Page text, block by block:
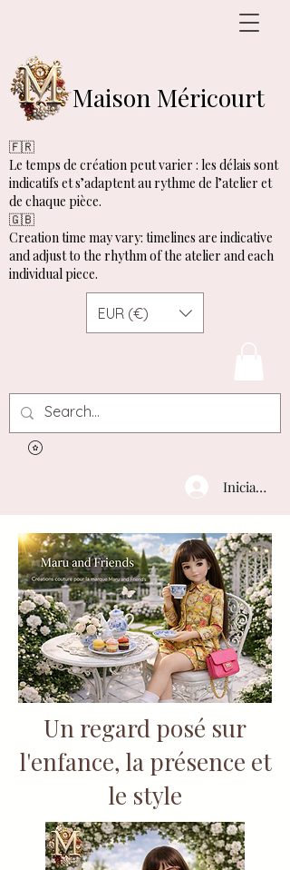
Maison Méricourt
Iniciar
EUR (€)
🇫🇷
Le temps de création peut varier : les délais sont
indicatifs et s’adaptent au rythme de l’atelier et
de chaque pièce.
🇬🇧
Creation time may vary: timelines are indicative
and adjust to the rhythm of the atelier and each
individual piece.
Un regard posé sur
l'enfance, la présence et
le style